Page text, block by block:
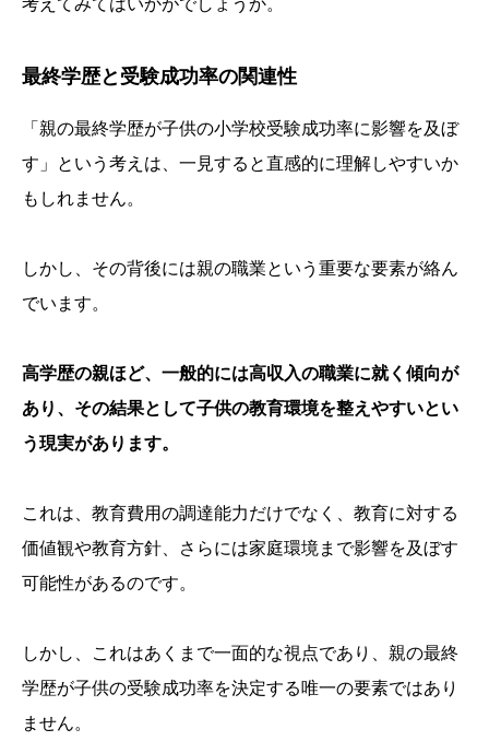
考えてみてはいかがでしょうか。
最終学歴と受験成功率の関連性
「親の最終学歴が子供の小学校受験成功率に影響を及ぼ
す」という考えは、一見すると直感的に理解しやすいか
もしれません。
しかし、その背後には親の職業という重要な要素が絡ん
でいます。
高学歴の親ほど、一般的には高収入の職業に就く傾向が
あり、その結果として子供の教育環境を整えやすいとい
う現実があります。
これは、教育費用の調達能力だけでなく、教育に対する
価値観や教育方針、さらには家庭環境まで影響を及ぼす
可能性があるのです。
しかし、これはあくまで一面的な視点であり、親の最終
学歴が子供の受験成功率を決定する唯一の要素ではあり
ません。